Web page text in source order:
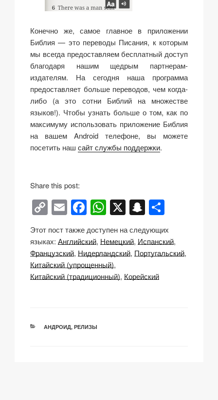
Конечно же, самое главное в приложении
Библия — это переводы Писания, к которым
мы всегда предоставляем бесплатный доступ
благодаря нашим щедрым партнерам-
издателям. На сегодня наша программа
предоставляет больше переводов, чем когда-
либо (а это сотни Библий на множестве
языков!). Чтобы узнать больше о том, как по
максимуму использовать приложение Библия
на вашем Android телефоне, вы можете
посетить наш сайт службы поддержки.
Share this post:
C
o
p
y
Li
n
E
m
ail
F
a
c
e
b
o
W
h
at
s
A
p
X S
n
a
p
c
h
тп
р
а
Этот пост также доступен на следующих
языках: Английский Немецкий Испанский
Французский Нидерландский Португальский
Китайский (упрощенный)
Китайский (традиционный) Корейский
РУБРИКИ
АНДРОИД, РЕЛИЗЫ